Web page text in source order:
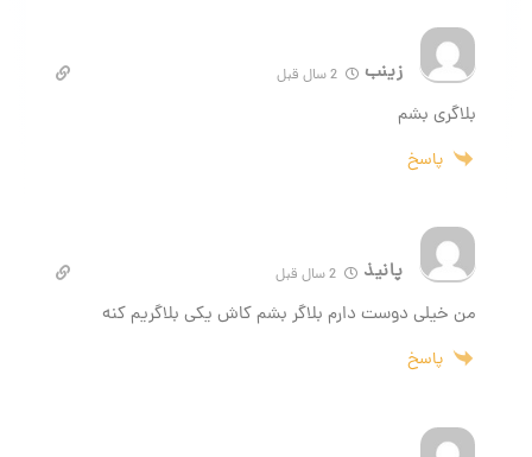
زینب 2 سال قبل
بلاگری بشم
پاسخ
پانیذ
من خیلی دوست دارم بلاگر بشم کاش یکی بلاگریم کنه
پاسخ